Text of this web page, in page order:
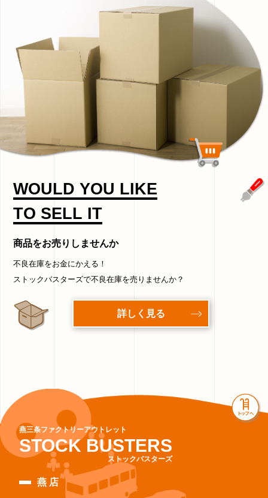
WOULD YOU LIKE
TO SELL IT
商品をお売りしませんか
不良在庫をお金にかえる！
ストックバスターズで不良在庫を売りませんか？
詳しく見る
燕三条ファクトリーアウトレット
STOCK BUSTERS
ストックバスターズ
燕 店